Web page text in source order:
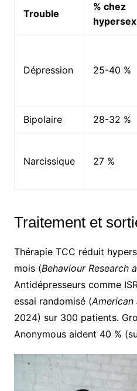
Trouble
% chez
Dépression 25-40 %
Bipolaire 28-32 %
Narcissique 27 %
Traitement et
Thérapie TCC réduit
mois (Behaviour Research
Antidépresseurs comme
essai randomisé (
2024) sur 300 patients.
Anonymous aident 40 %